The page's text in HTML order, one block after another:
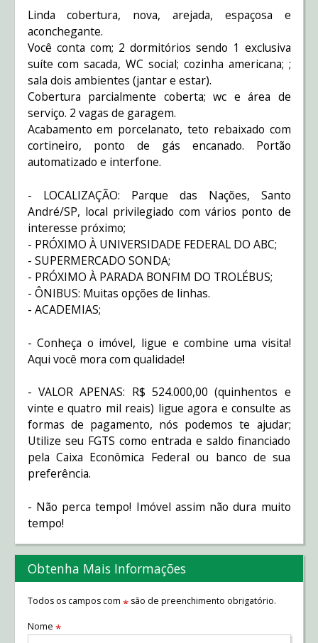
Linda cobertura, nova, arejada, espaçosa e
aconchegante.
Você conta com; 2 dormitórios sendo 1 exclusiva
suíte com sacada, WC social; cozinha americana; ;
sala dois ambientes (jantar e estar).
Cobertura parcialmente coberta; wc e área de
serviço. 2 vagas de garagem.
Acabamento em porcelanato, teto rebaixado com
cortineiro, ponto de gás encanado. Portão
automatizado e interfone.
- LOCALIZAÇÃO: Parque das Nações, Santo
André/SP, local privilegiado com vários ponto de
interesse próximo;
- PRÓXIMO À UNIVERSIDADE FEDERAL DO ABC;
- SUPERMERCADO SONDA;
- PRÓXIMO À PARADA BONFIM DO TROLÉBUS;
- ÔNIBUS: Muitas opções de linhas.
- ACADEMIAS;
- Conheça o imóvel, ligue e combine uma visita!
Aqui você mora com qualidade!
- VALOR APENAS: R$ 524.000,00 (quinhentos e
vinte e quatro mil reais) ligue agora e consulte as
formas de pagamento, nós podemos te ajudar;
Utilize seu FGTS como entrada e saldo financiado
pela Caixa Econômica Federal ou banco de sua
preferência.
- Não perca tempo! Imóvel assim não dura muito
tempo!
Obtenha Mais Informações
Todos os campos com *são de preenchimento obrigatório.
Nome *